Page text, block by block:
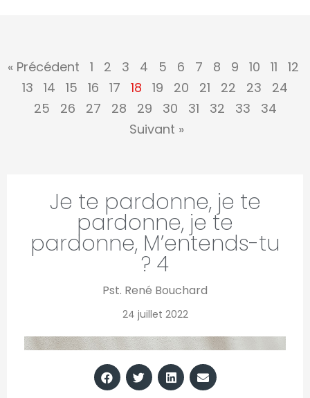
« Précédent 1 2 3 4 5 6 7 8 9 10 11
12
13
14 15 16 17 18 19 20 21 22 23
24
25
26 27 28 29 30 31 32 33
34
Suivant »
Je te pardonne, je te
pardonne, je te
pardonne, M’entends-tu
? 4
Pst. René Bouchard
24 juillet 2022